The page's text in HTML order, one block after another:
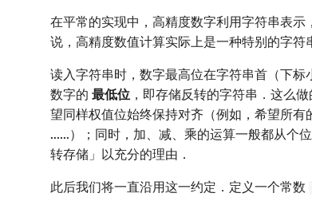
在平常的实现中，高精度数字利用字符串表
说，高精度数值计算实际上是一种特别的字符
读入字符串时，数字最高位在字符串首（下
数字的 最低位 ，即存储反转的字符串．这么
望同样权值位始终保持对齐（例如，希望所有
……）；同时，加、减、乘的运算一般都从个
转存储」以充分的理由．
此后我们将一直沿用这一约定．定义一个常数